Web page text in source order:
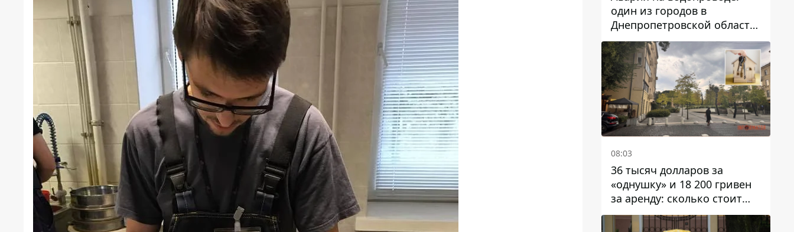
один из городов в
Днепропетровской области
остался без воды
08:03
36 тысяч долларов за
«однушку» и 18 200 гривен
за аренду: сколько стоит
жилье в Днепропетровской
области